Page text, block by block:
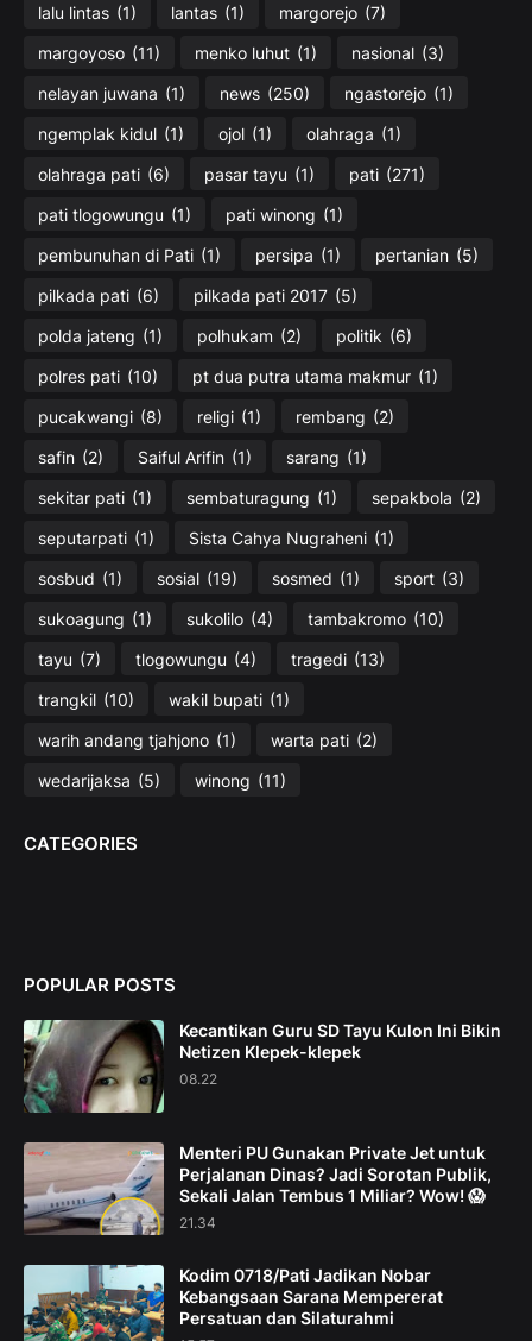
lalu lintas (1) lantas (1) margorejo (7)
margoyoso (11) menko luhut (1) nasional (3)
nelayan juwana (1) news (250) ngastorejo (1)
ngemplak kidul (1) ojol (1) olahraga (1)
olahraga pati (6) pasar tayu (1) pati (271)
pati tlogowungu (1) pati winong (1)
pembunuhan di Pati (1) persipa (1) pertanian (5)
pilkada pati (6) pilkada pati 2017 (5)
polda jateng (1) polhukam (2) politik (6)
polres pati (10) pt dua putra utama makmur (1)
pucakwangi (8) religi (1) rembang (2)
safin (2) Saiful Arifin (1) sarang (1)
sekitar pati (1) sembaturagung (1) sepakbola (2)
seputarpati (1) Sista Cahya Nugraheni (1)
sosbud (1) sosial (19) sosmed (1) sport (3)
sukoagung (1) sukolilo (4) tambakromo (10)
tayu (7) tlogowungu (4) tragedi (13)
trangkil (10) wakil bupati (1)
warih andang tjahjono (1) warta pati (2)
wedarijaksa (5) winong (11)
CATEGORIES
POPULAR POSTS
Kecantikan Guru SD Tayu Kulon Ini Bikin
Netizen Klepek-klepek
08.22
Menteri PU Gunakan Private Jet untuk
Perjalanan Dinas? Jadi Sorotan Publik,
Sekali Jalan Tembus 1 Miliar? Wow! 😱
21.34
Kodim 0718/Pati Jadikan Nobar
Kebangsaan Sarana Mempererat
Persatuan dan Silaturahmi